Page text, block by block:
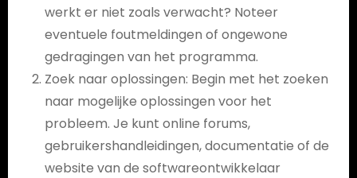
werkt er niet zoals verwacht? Noteer
eventuele foutmeldingen of ongewone
gedragingen van het programma.
Zoek naar oplossingen: Begin met het zoeken
naar mogelijke oplossingen voor het
probleem. Je kunt online forums,
gebruikershandleidingen, documentatie of de
website van de softwareontwikkelaar